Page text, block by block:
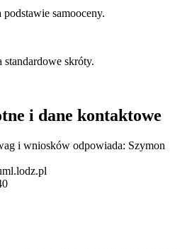
samooceny.
standardowe skróty.
i dane kontaktowe
i wniosków odpowiada: Szymon